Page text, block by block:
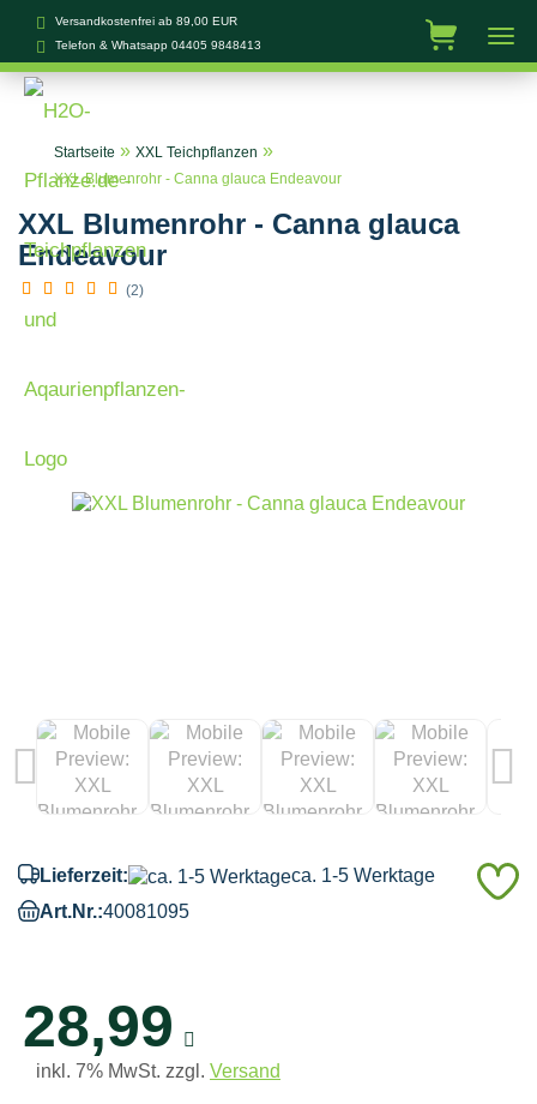
Versandkostenfrei ab 89,00 EUR
Telefon & Whatsapp 04405 9848413
Startseite » XXL Teichpflanzen »
XXL Blumenrohr - Canna glauca Endeavour
XXL Blumenrohr - Canna glauca
Endeavour
(2)
Lieferzeit:
ca. 1-5 Werktage
Art.Nr.:40081095
28,99
inkl. 7% MwSt. zzgl. Versand